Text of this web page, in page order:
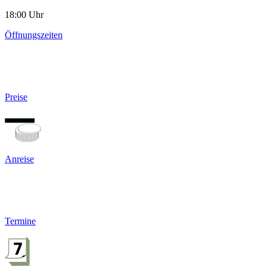
18:00 Uhr
Öffnungszeiten
Preise
Anreise
Termine